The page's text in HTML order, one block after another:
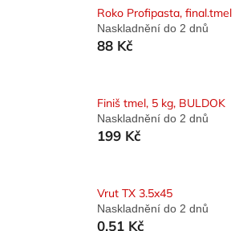
Roko Profipasta,
Naskladnění do 2 dnů
88 Kč
Finiš tmel, 5 kg, BULDOK
Naskladnění do 2 dnů
199 Kč
Vrut TX 3.5x45
Naskladnění do 2 dnů
0,51 Kč